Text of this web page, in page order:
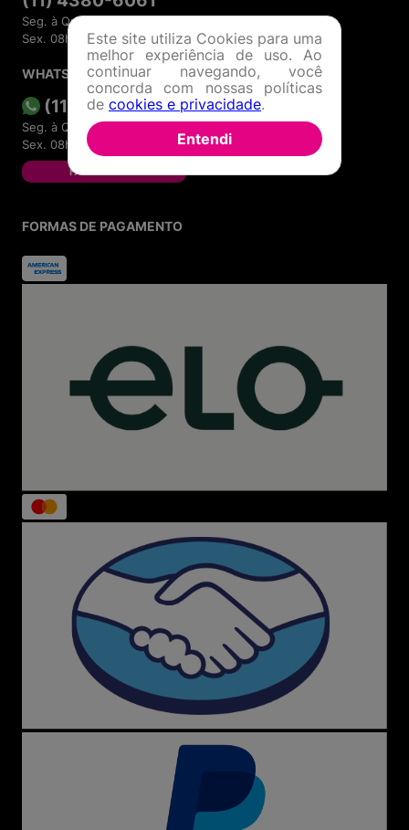
Seg. à Quin. 07h00 às 17h00.
Sex. 08h00 às 17h00.
WHATSAPP
(11) 4380-6061
Seg. à Quin. 07h00 às 17h00.
Sex. 08h00 às 17h00.
FALAR AGORA
FORMAS DE PAGAMENTO
Este site utiliza Cookies para uma
melhor experiência de uso. Ao
continuar navegando, você
concorda com nossas políticas
de cookies e privacidade.
Entendi